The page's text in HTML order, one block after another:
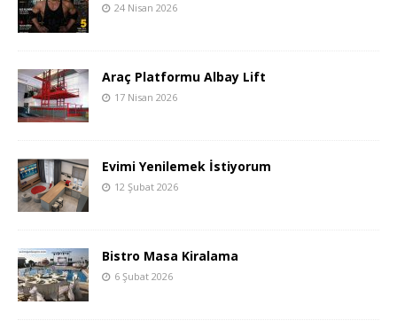
24 Nisan 2026
Araç Platformu Albay Lift
17 Nisan 2026
Evimi Yenilemek İstiyorum
12 Şubat 2026
Bistro Masa Kiralama
6 Şubat 2026